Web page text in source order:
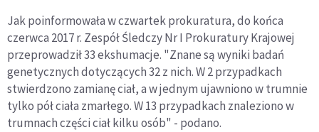
Jak poinformowała w czwartek prokuratura, do końca
czerwca 2017 r. Zespół Śledczy Nr I Prokuratury Krajowej
przeprowadził 33 ekshumacje. "Znane są wyniki badań
genetycznych dotyczących 32 z nich. W 2 przypadkach
stwierdzono zamianę ciał, a w jednym ujawniono w trumnie
tylko pół ciała zmarłego. W 13 przypadkach znaleziono w
trumnach części ciał kilku osób" - podano.